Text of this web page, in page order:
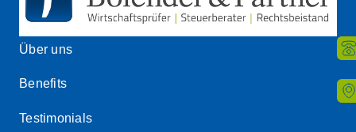
Über uns
Benefits
Testimonials